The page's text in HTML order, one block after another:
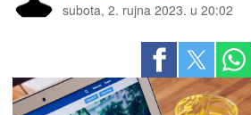
subota, 2. rujna 2023. u 20:02